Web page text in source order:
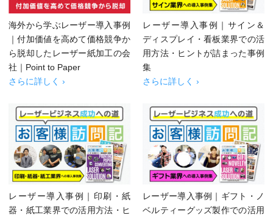
海外から学ぶレーザー導入事例
｜付加価値を高めて価格競争か
ら脱却したレーザー紙加工の会
社｜Point to Paper
さらに詳しく ›
レーザー導入事例｜サイン＆
ディスプレイ・看板業界での活
用方法・ヒントが詰まった事例
集
さらに詳しく ›
レーザー導入事例｜印刷・紙
器・紙工業界での活用方法・ヒ
レーザー導入事例｜ギフト・ノ
ベルティーグッズ製作での活用